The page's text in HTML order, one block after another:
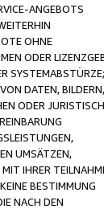
ANGEBOTS
OHNE
ODER
SYSTEMABSTÜRZE;
DATEN, BILDERN,
ODER
UMSÄTZEN,
IHRER
BESTIMMUNG
NACH DEN